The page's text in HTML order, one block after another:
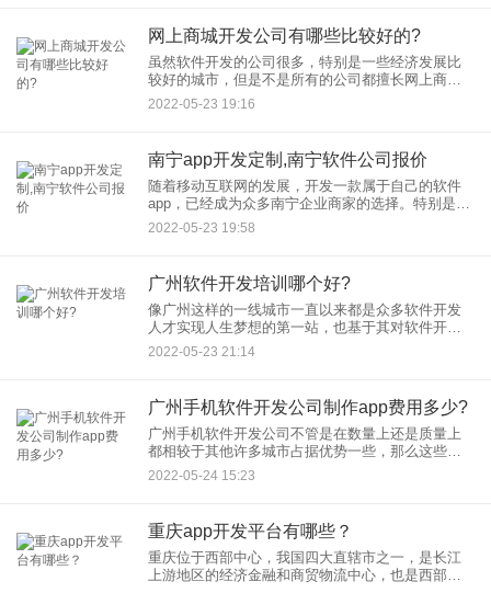
网上商城开发公司有哪些比较好的?
虽然软件开发的公司很多，特别是一些经济发展比
较好的城市，但是不是所有的公司都擅长网上商城
开发 ，那么擅长的哪些公司比较好的呢？ 很多企业
在有商城开发的需求时
2022-05-23 19:16
南宁app开发定制,南宁软件公司报价
随着移动互联网的发展，开发一款属于自己的软件
app，已经成为众多南宁企业商家的选择。特别是传
统行业面临转型升级，如线下店入驻互联网新零
售，开发一款软件app,也是企业商家打通线上和线下
2022-05-23 19:58
广州软件开发培训哪个好?
像广州这样的一线城市一直以来都是众多软件开发
人才实现人生梦想的第一站，也基于其对软件开发
人才的需要，所以广州软件开发培训机构也是非常
多的，那么这么多的培训机构，哪个比较好呢？
2022-05-23 21:14
广州手机软件开发公司制作app费用多少?
广州手机软件开发公司不管是在数量上还是质量上
都相较于其他许多城市占据优势一些，那么这些公
司制作app的费用一般是多少呢？ 我们很多人都知道
广州这边的工资普遍
2022-05-24 15:23
重庆app开发平台有哪些？
重庆位于西部中心，我国四大直辖市之一，是长江
上游地区的经济金融和商贸物流中心，也是西部大